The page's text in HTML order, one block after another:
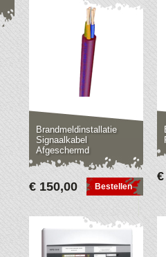
Brandmeldinstallatie
Signaalkabel
Afgeschermd
€ 150,00 Bestellen